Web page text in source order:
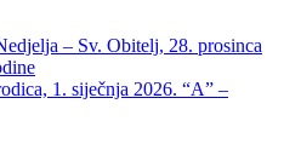
– Sv. Obitelj, 28. prosinca
1. siječnja 2026. “A” –